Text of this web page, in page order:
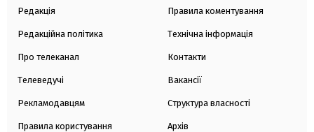
Редакція
Редакційна політика
Про телеканал
Телеведучі
Рекламодавцям
Правила користування
Правила коментування
Технічна інформація
Контакти
Вакансії
Структура власності
Архів